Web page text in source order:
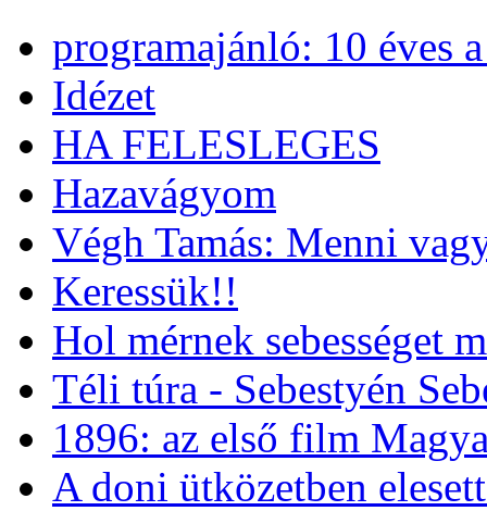
programajánló: 10 éves
Idézet
HA FELESLEGES
Hazavágyom
Végh Tamás: Menni
Keressük!!
Hol mérnek sebességet
Téli túra - Sebestyén
1896: az első film
A doni ütközetben